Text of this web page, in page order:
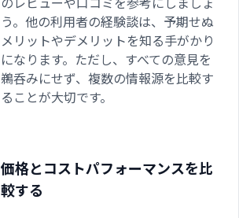
う。他の利用者の経験談は、予期せぬ
メリットやデメリットを知る手がかり
になります。ただし、すべての意見を
鵜呑みにせず、複数の情報源を比較す
ることが大切です。
価格とコストパフォーマンスを比
較する